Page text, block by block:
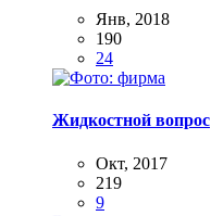
Янв, 2018
190
24
Жидкостной вопрос
Окт, 2017
219
9